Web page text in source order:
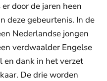
door de jaren heen
deze gebeurtenis. In de
Nederlandse jongen
verdwaalder Engelse
dank in het verzet
De drie worden